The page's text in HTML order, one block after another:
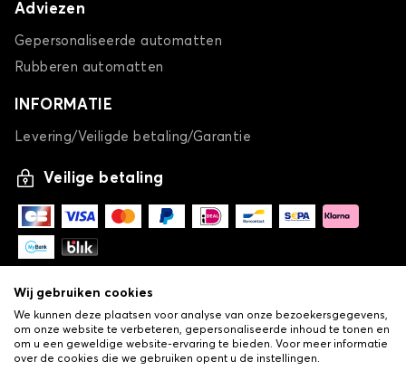
Adviezen
Gepersonaliseerde automatten
Rubberen automatten
INFORMATIE
Levering/Veiligde betaling/Garantie
Veilige betaling
Wij gebruiken cookies
We kunnen deze plaatsen voor analyse van onze bezoekersgegevens,
om onze website te verbeteren, gepersonaliseerde inhoud te tonen en
om u een geweldige website-ervaring te bieden. Voor meer informatie
over de cookies die we gebruiken opent u de instellingen.